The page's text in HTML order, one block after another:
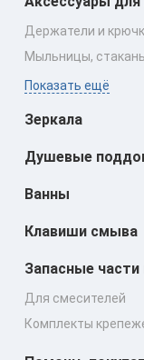
Держатели и
Мыльницы,
Показать ещё
Зеркала
Душевые
Ванны
Клавиши смыва
Запасные
Для смесителей
Комплекты